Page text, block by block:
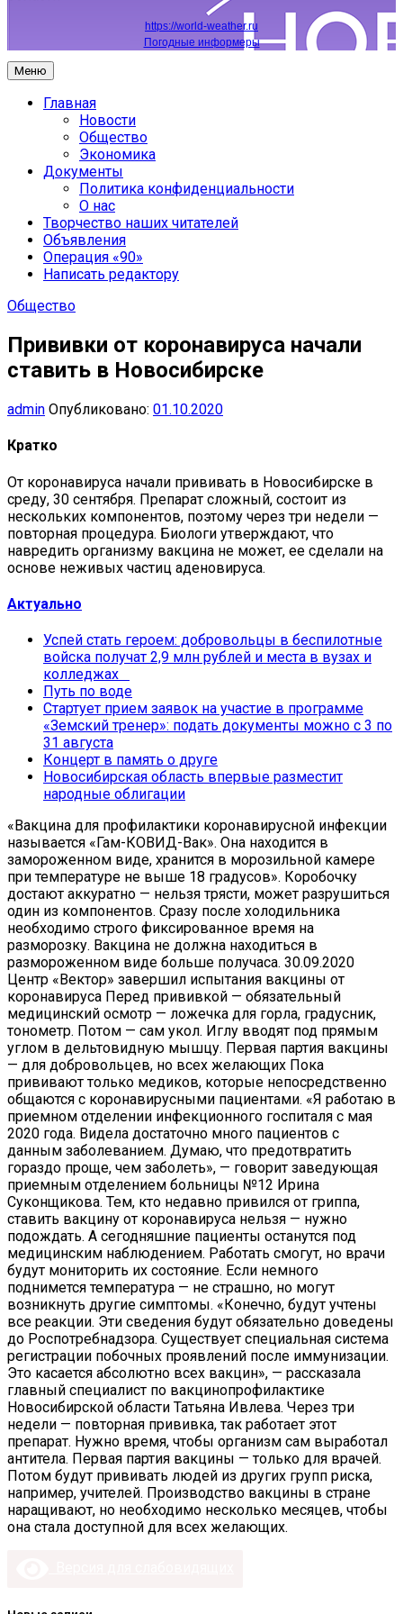
https://world-weather.ru
Погодные информеры
Меню
Главная
Новости
Общество
Экономика
Документы
Политика конфиденциальности
О нас
Творчество наших читателей
Объявления
Операция «90»
Написать редактору
Общество
Прививки от коронавируса начали
ставить в Новосибирске
admin Опубликовано: 01.10.2020
Кратко
От коронавируса начали прививать в Новосибирске в
среду, 30 сентября. Препарат сложный, состоит из
нескольких компонентов, поэтому через три недели —
повторная процедура. Биологи утверждают, что
навредить организму вакцина не может, ее сделали на
основе неживых частиц аденовируса.
Актуально
Успей стать героем: добровольцы в беспилотные
войска получат 2,9 млн рублей и места в вузах и
колледжах
Путь по воде
Стартует прием заявок на участие в программе
«Земский тренер»: подать документы можно с 3 по
31 августа
Концерт в память о друге
Новосибирская область впервые разместит
народные облигации
«Вакцина для профилактики коронавирусной инфекции
называется «Гам-КОВИД-Вак». Она находится в
замороженном виде, хранится в морозильной камере
при температуре не выше 18 градусов». Коробочку
достают аккуратно — нельзя трясти, может разрушиться
один из компонентов. Сразу после холодильника
необходимо строго фиксированное время на
разморозку. Вакцина не должна находиться в
размороженном виде больше получаса. 30.09.2020
Центр «Вектор» завершил испытания вакцины от
коронавируса Перед прививкой — обязательный
медицинский осмотр — ложечка для горла, градусник,
тонометр. Потом — сам укол. Иглу вводят под прямым
углом в дельтовидную мышцу. Первая партия вакцины
— для добровольцев, но всех желающих Пока
прививают только медиков, которые непосредственно
общаются с коронавирусными пациентами. «Я работаю в
приемном отделении инфекционного госпиталя с мая
2020 года. Видела достаточно много пациентов с
данным заболеванием. Думаю, что предотвратить
гораздо проще, чем заболеть», — говорит заведующая
приемным отделением больницы №12 Ирина
Суконщикова. Тем, кто недавно привился от гриппа,
ставить вакцину от коронавируса нельзя — нужно
подождать. А сегодняшние пациенты останутся под
медицинским наблюдением. Работать смогут, но врачи
будут мониторить их состояние. Если немного
поднимется температура — не страшно, но могут
возникнуть другие симптомы. «Конечно, будут учтены
все реакции. Эти сведения будут обязательно доведены
до Роспотребнадзора. Существует специальная система
регистрации побочных проявлений после иммунизации.
Это касается абсолютно всех вакцин», — рассказала
главный специалист по вакцинопрофилактике
Новосибирской области Татьяна Ивлева. Через три
недели — повторная прививка, так работает этот
препарат. Нужно время, чтобы организм сам выработал
антитела. Первая партия вакцины — только для врачей.
Потом будут прививать людей из других групп риска,
например, учителей. Производство вакцины в стране
наращивают, но необходимо несколько месяцев, чтобы
она стала доступной для всех желающих.